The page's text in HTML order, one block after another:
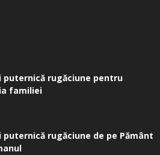
puternică rugăciune pentru
familiei
puternică rugăciune de pe Pământ